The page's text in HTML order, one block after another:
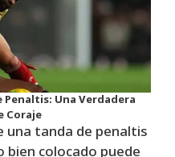
Penaltis: Una Verdadera
Coraje
una tanda de penaltis
bien colocado puede